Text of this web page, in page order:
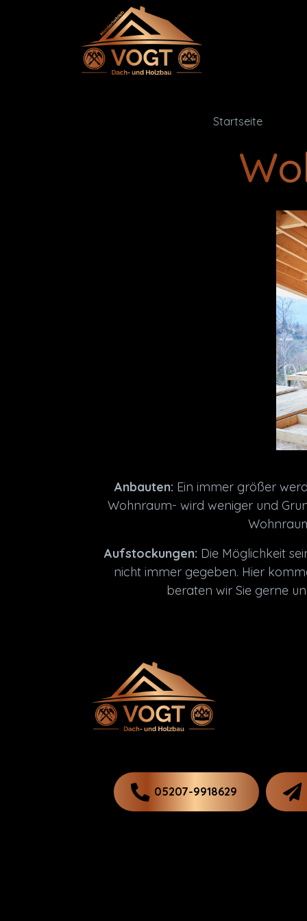
Startseite
Anbauten: Ein immer größer
Wohnraum- wird weniger und
Aufstockungen: Die Möglichkeit
nicht immer gegeben. Hier
beraten wir Sie gerne
05207-9918629